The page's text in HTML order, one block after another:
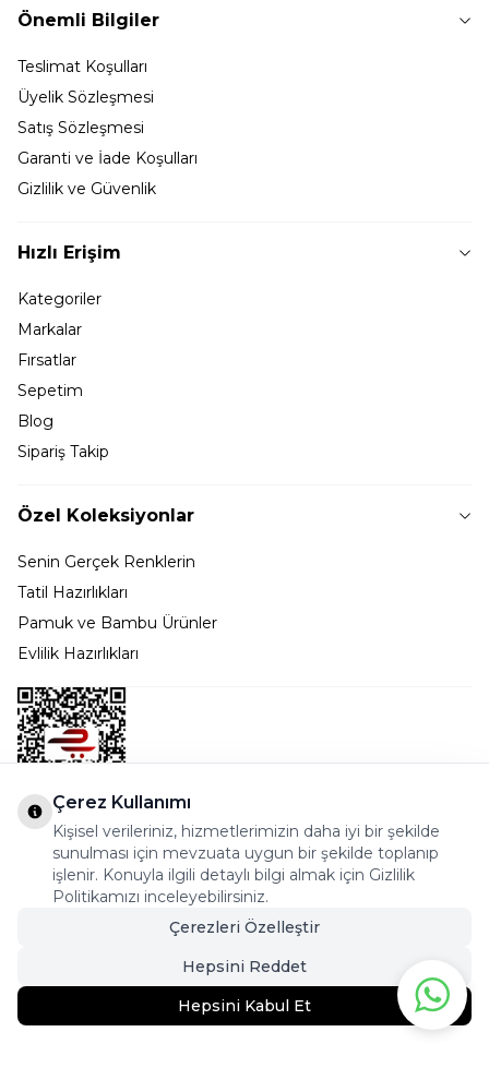
439,90TL329,95TL Sepete Ekle
Önemli Bilgiler
Teslimat Koşulları
Üyelik Sözleşmesi
Satış Sözleşmesi
Garanti ve İade Koşulları
Gizlilik ve Güvenlik
Hızlı Erişim
Kategoriler
Markalar
Fırsatlar
Sepetim
Blog
Sipariş Takip
Özel Koleksiyonlar
Senin Gerçek Renklerin
Tatil Hazırlıkları
Pamuk ve Bambu Ürünler
Evlilik Hazırlıkları
Bostancı Mah. Dar yol Sok. Safir sitesi 5/1 B Blok
Kadıköy - İSTANBUL
info@cekmeceonline.com
Çerez Kullanımı
Kişisel verileriniz, hizmetlerimizin daha iyi bir şekilde
sunulması için mevzuata uygun bir şekilde toplanıp
işlenir. Konuyla ilgili detaylı bilgi almak için Gizlilik
Politikamızı inceleyebilirsiniz.
Çerezleri Özelleştir
Hepsini Reddet
Hepsini Kabul Et